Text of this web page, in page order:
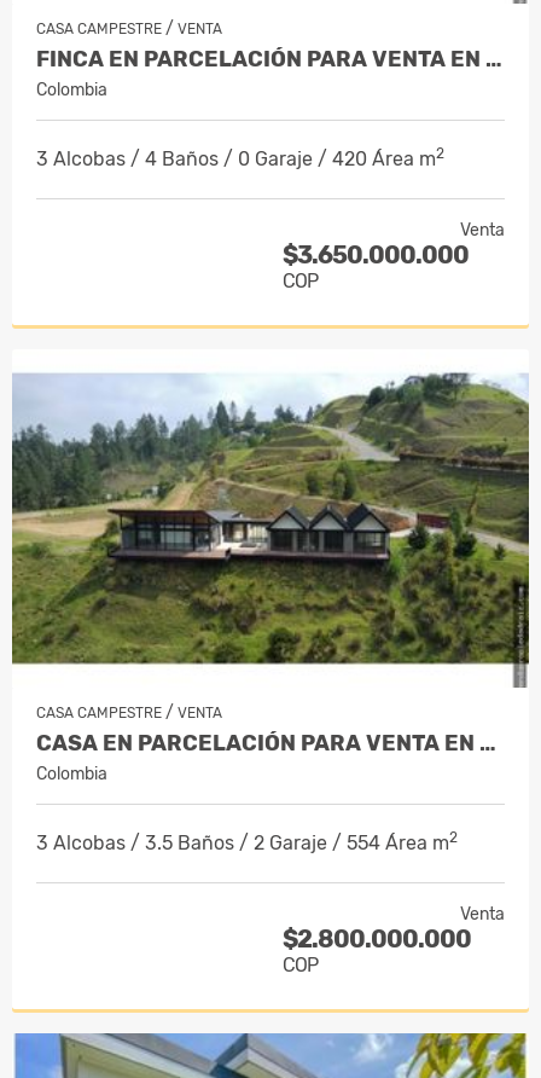
CASA CAMPESTRE / VENTA
FINCA EN PARCELACIÓN PARA VENTA EN EL…
Colombia
3 Alcobas / 4 Baños / 0 Garaje / 420 Área m2
Venta
$3.650.000.000
COP
CASA CAMPESTRE / VENTA
CASA EN PARCELACIÓN PARA VENTA EN EL…
Colombia
3 Alcobas / 3.5 Baños / 2 Garaje / 554 Área m2
Venta
$2.800.000.000
COP